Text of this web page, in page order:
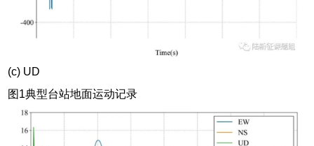
(c) UD
图1典型台站地面运动记录